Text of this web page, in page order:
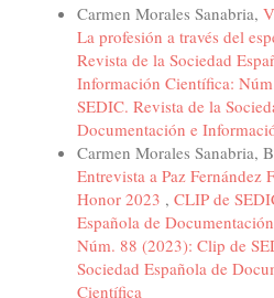
Carmen Morales Sanabria,
La profesión a través del
Revista de la Sociedad
Información Científica:
SEDIC. Revista de la
Documentación e
Carmen Morales Sanabria,
Entrevista a Paz Fernández
Honor 2023 , CLIP de
Española de
Núm. 88 (2023): Clip de
Sociedad Española de
Científica